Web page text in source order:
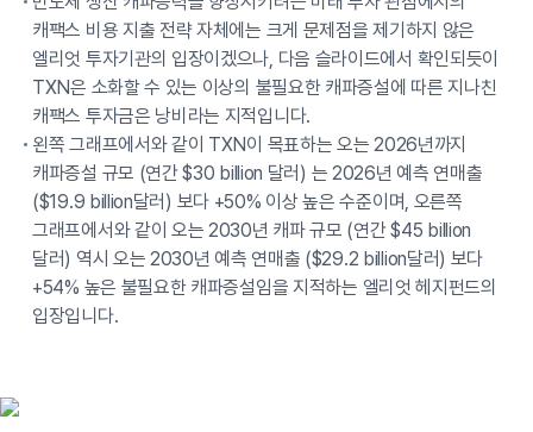
캐팩스 비용 지출 전략 자체에는 크게 문제점을 제기하지 않은
엘리엇 투자기관의 입장이겠으나, 다음 슬라이드에서 확인되듯이
TXN은 소화할 수 있는 이상의 불필요한 캐파증설에 따른 지나친
캐팩스 투자금은 낭비라는 지적입니다.
왼쪽 그래프에서와 같이 TXN이 목표하는 오는 2026년까지
캐파증설 규모 (연간 $30 billion 달러) 는 2026년 예측 연매출
($19.9 billion달러) 보다 +50% 이상 높은 수준이며, 오른쪽
그래프에서와 같이 오는 2030년 캐파 규모 (연간 $45 billion
달러) 역시 오는 2030년 예측 연매출 ($29.2 billion달러) 보다
+54% 높은 불필요한 캐파증설임을 지적하는 엘리엇 헤지펀드의
입장입니다.